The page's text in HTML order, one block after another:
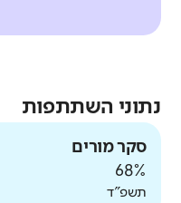
נתוני השתתפות
סקר מורים
68%
תשפ"ד